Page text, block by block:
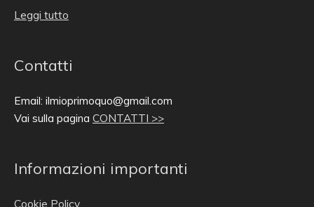
Leggi tutto
Contatti
Email: ilmioprimoquo@gmail.com
Vai sulla pagina CONTATTI >>
Informazioni importanti
Cookie Policy